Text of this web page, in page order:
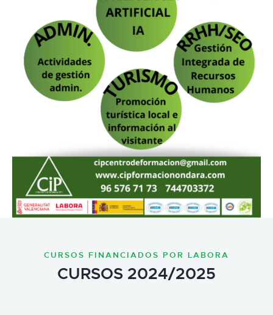
CURSOS FINANCIADOS POR LABORA
CURSOS 2024/2025